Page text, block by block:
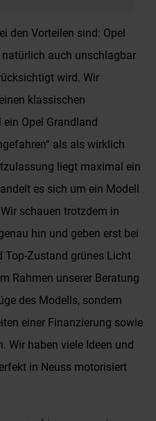
den Vorteilen sind: Opel
auch unschlagbar
wird. Wir
klassischen
Opel Grandland
als als wirklich
liegt maximal ein
es sich um ein Modell
schauen trotzdem in
hin und geben erst bei
Top-Zustand grünes Licht
Rahmen unserer Beratung
des Modells, sondern
einer Finanzierung sowie
Wir haben viele Ideen und
in Neuss motorisiert